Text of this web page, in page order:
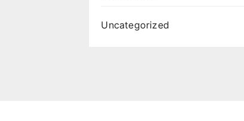
Uncategorized